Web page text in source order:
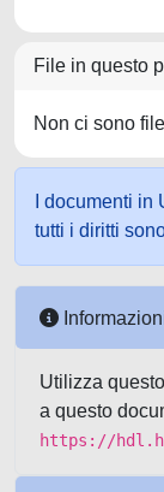
File in questo
Non ci sono
I documenti
tutti i diritti
Utilizza
a questo
https://